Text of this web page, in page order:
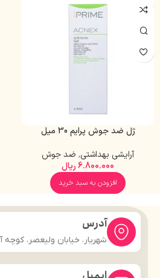
ژل ضد جوش پرایم 30 میل
آرایشی بهداشتی, ضد جوش
6.800.000ریال
افزودن به سبد خرید
آدرس
شهریار، خیابان ولیعصر، کوچه